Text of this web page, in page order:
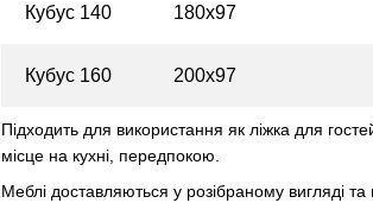
Кубус 140 180х97
Кубус 160 200х97
Підходить для використання як ліжка для
місце на кухні, передпокою.
Меблі доставляються у розібраному вигляді